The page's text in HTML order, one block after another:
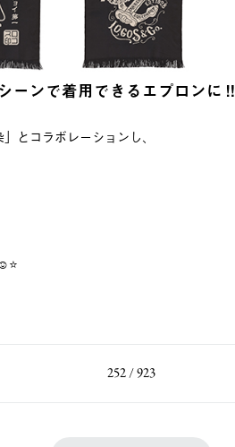
ーンで着用できるエプロンに‼️
とコラボレーションし、
252 / 923